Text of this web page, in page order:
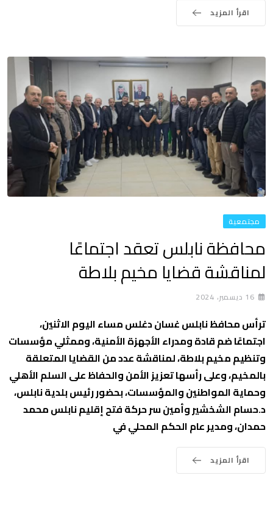
اقرأ المزيد
مجتمعية
محافظة نابلس تعقد اجتماعًا
لمناقشة قضايا مخيم بلاطة
16 ديسمبر، 2024
ترأس محافظ نابلس غسان دغلس مساء اليوم الاثنين،
اجتماعًا ضم قادة ومدراء الأجهزة الأمنية، وممثلي مؤسسات
وتنظيم مخيم بلاطة، لمناقشة عدد من القضايا المتعلقة
بالمخيم، وعلى رأسها تعزيز الأمن والحفاظ على السلم الأهلي
وحماية المواطنين والمؤسسات، بحضور رئيس بلدية نابلس،
د.حسام الشخشير وأمين سر حركة فتح إقليم نابلس محمد
حمدان، ومدير عام الحكم المحلي في
اقرأ المزيد